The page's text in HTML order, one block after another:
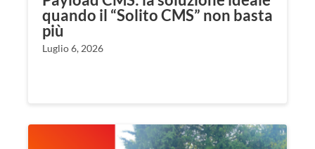
quando il “Solito CMS” non basta
più
Luglio 6, 2026